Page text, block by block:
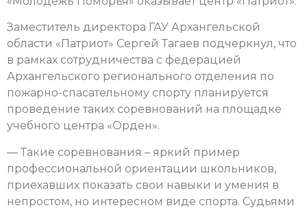
Заместитель директора ГАУ Архангельской
области «Патриот» Сергей Тагаев подчеркнул, что
в рамках сотрудничества с федерацией
Архангельского регионального отделения по
пожарно-спасательному спорту планируется
проведение таких соревнований на площадке
учебного центра «Орден».
— Такие соревнования – яркий пример
профессиональной ориентации школьников,
приехавших показать свои навыки и умения в
непростом, но интересном виде спорта. Судьями